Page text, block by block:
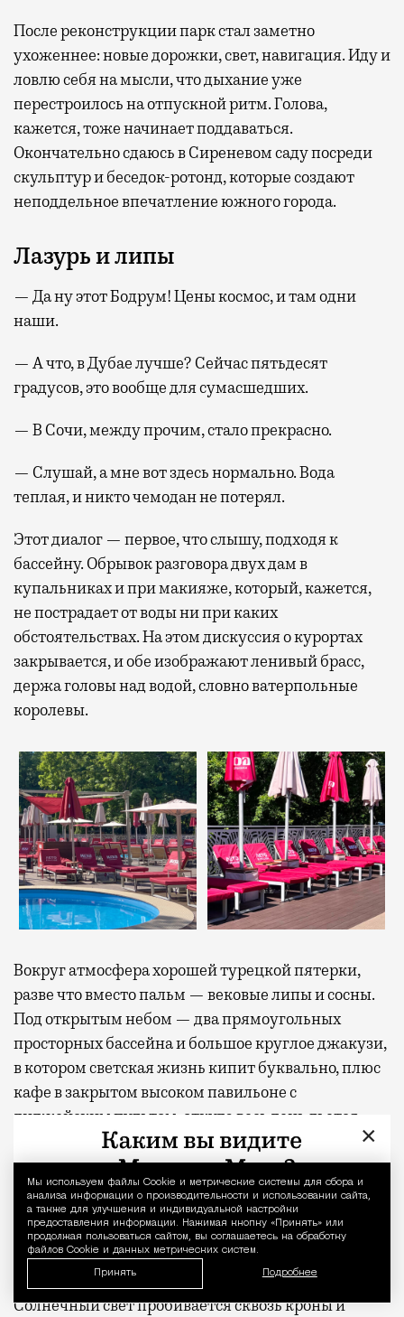
Уведомление
Мы используем файлы Сookie и метрические системы для сбора и
анализа информации о производительности и использовании сайта,
а также для улучшения и индивидуальной настройки
предоставления информации. Нажимая кнопку «Принять» или
продолжая пользоваться сайтом, вы соглашаетесь на обработку
файлов Cookie и данных метрических систем.
Принять Подробнее
После реконструкции парк стал заметно
ухоженнее: новые дорожки, свет, навигация. Иду и
ловлю себя на мысли, что дыхание уже
перестроилось на отпускной ритм. Голова,
кажется, тоже начинает поддаваться.
Окончательно сдаюсь в Сиреневом саду посреди
скульптур и беседок-ротонд, которые создают
неподдельное впечатление южного города.
Лазурь и липы
— Да ну этот Бодрум! Цены космос, и там одни
наши.
— А что, в Дубае лучше? Сейчас пятьдесят
градусов, это вообще для сумасшедших.
— В Сочи, между прочим, стало прекрасно.
— Слушай, а мне вот здесь нормально. Вода
теплая, и никто чемодан не потерял.
Этот диалог — первое, что слышу, подходя к
бассейну. Обрывок разговора двух дам в
купальниках и при макияже, который, кажется,
не пострадает от воды ни при каких
обстоятельствах. На этом дискуссия о курортах
закрывается, и обе изображают ленивый брасс,
держа головы над водой, словно ватерпольные
королевы.
Вокруг атмосфера хорошей турецкой пятерки,
разве что вместо пальм — вековые липы и сосны.
Под открытым небом — два прямоугольных
просторных бассейна и большое круглое джакузи,
в котором светская жизнь кипит буквально, плюс
кафе в закрытом высоком павильоне с
диджейским пультом, откуда весь день льется
ненавязчивый лаундж. Добавьте сюда рябь
голубой воды, аккуратно расставленные ряды
широких шезлонгов с матрасами винного цвета и
надписью «КОД» на каждом, и получите вайб
отелей, где халаты не воруют, а покупают в бутике
на первом этаже.
Солнечный свет пробивается сквозь кроны и
×